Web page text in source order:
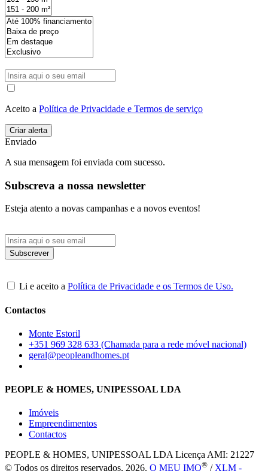
Aceito a Política de Privacidade e Termos de serviço
Enviado
A sua mensagem foi enviada com sucesso.
Subscreva a nossa newsletter
Esteja atento a novas campanhas e a novos eventos!
Li e aceito a Política de Privacidade e os Termos de Uso.
Contactos
Monte Estoril
+351 969 328 633 (Chamada para a rede móvel nacional)
geral@peopleandhomes.pt
PEOPLE & HOMES, UNIPESSOAL LDA
Imóveis
Empreendimentos
Contactos
PEOPLE & HOMES, UNIPESSOAL LDA Licença AMI: 21227
© Todos os direitos reservados, 2026. O MEU IMO® /XLM -